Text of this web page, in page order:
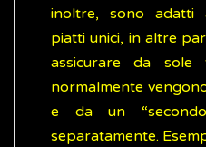
inoltre, sono adatti
piatti unici, in altre
assicurare da
normalmente
e da un
separatamente.